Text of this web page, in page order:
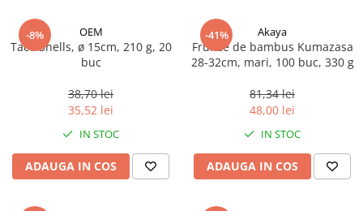
Uleiuri speciale/presate la rece
Ulei de masline extravirgin
Ulei Gewurzgarten
Ulei Huilerie Beaujolaise
Ulei Huileries du Berry
Uleiuri aromatizate
Ulei Wiberg Gastro
-8% OEM
Taco Shells, ø 15cm, 210 g, 20
buc
38,70 lei
35,52 lei
IN STOC
ADAUGA IN COS
-41% Akaya
Frunze de bambus Kumazasa
28-32cm, mari, 100 buc, 330 g
81,34 lei
48,00 lei
IN STOC
ADAUGA IN COS